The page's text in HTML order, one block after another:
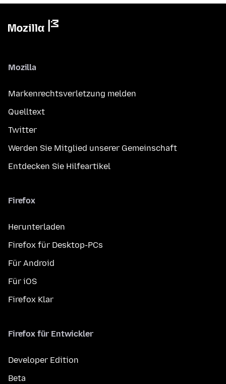
Mozilla
Markenrechtsverletzung melden
Quelltext
Twitter
Werden Sie Mitglied unserer Gemeinschaft
Entdecken Sie Hilfeartikel
Firefox
Herunterladen
Firefox für Desktop-PCs
Für Android
Für iOS
Firefox Klar
Firefox für Entwickler
Developer Edition
Beta